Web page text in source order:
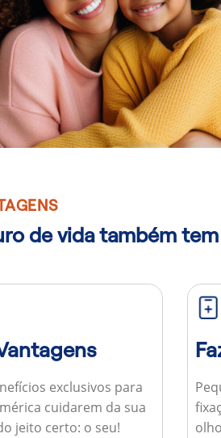
de vida também
exclusivos para
cuidarem da sua
jeito certo: o seu!